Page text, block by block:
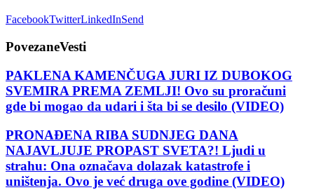
FacebookTwitterLinkedInSend
PovezaneVesti
PAKLENA KAMENČUGA JURI IZ DUBOKOG
SVEMIRA PREMA ZEMLJI! Ovo su proračuni
gde bi mogao da udari i šta bi se desilo (VIDEO)
PRONAĐENA RIBA SUDNJEG DANA
NAJAVLJUJE PROPAST SVETA?! Ljudi u
strahu: Ona označava dolazak katastrofe i
uništenja. Ovo je već druga ove godine (VIDEO)